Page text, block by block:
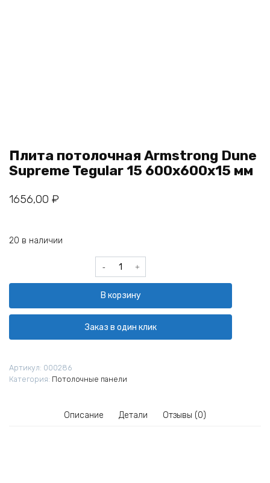
Плита потолочная Armstrong Dune
Supreme Tegular 15 600х600х15 мм
1656,00 ₽
20 в наличии
Количество
товара
потолочная
Armstrong
Dune
Supreme
600х600х15
В корзину
Заказ в один клик
Артикул: 000286
Категория: Потолочные панели
Описание Детали Отзывы (0)